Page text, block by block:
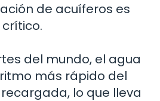
de acuíferos es
del mundo, el agua
más rápido del
lo que lleva